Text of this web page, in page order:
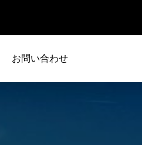
お問い合わせ